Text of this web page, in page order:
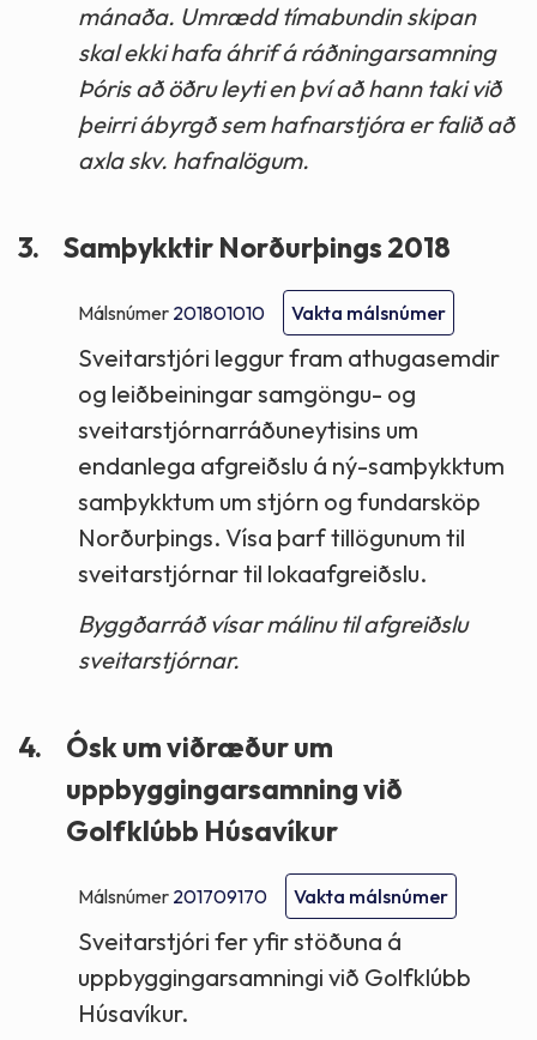
mánaða. Umrædd tímabundin skipan
skal ekki hafa áhrif á ráðningarsamning
Þóris að öðru leyti en því að hann taki við
þeirri ábyrgð sem hafnarstjóra er falið að
axla skv. hafnalögum.
3. Samþykktir Norðurþings 2018
Málsnúmer 201801010 Vakta málsnúmer
Sveitarstjóri leggur fram athugasemdir
og leiðbeiningar samgöngu- og
sveitarstjórnarráðuneytisins um
endanlega afgreiðslu á ný-samþykktum
samþykktum um stjórn og fundarsköp
Norðurþings. Vísa þarf tillögunum til
sveitarstjórnar til lokaafgreiðslu.
Byggðarráð vísar málinu til afgreiðslu
sveitarstjórnar.
4.
Ósk um viðræður um
uppbyggingarsamning við
Golfklúbb Húsavíkur
Málsnúmer 201709170 Vakta málsnúmer
Sveitarstjóri fer yfir stöðuna á
uppbyggingarsamningi við Golfklúbb
Húsavíkur.